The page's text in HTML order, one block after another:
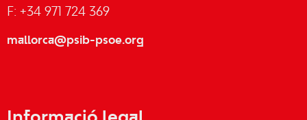
F: +34 971 724 369
mallorca@psib-psoe.org